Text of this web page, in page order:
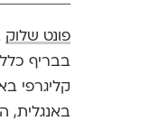
פונט שלוק
בבריף
קליגרפי
באנגלית,